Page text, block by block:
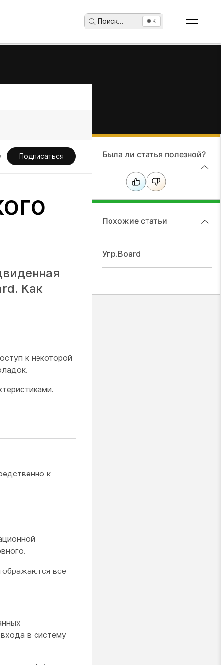
Поиск... ⌘K
Подписаться
Как
к некоторой
к
все
в систему
Была ли статья полезной?
Похожие статьи
Упр.Board